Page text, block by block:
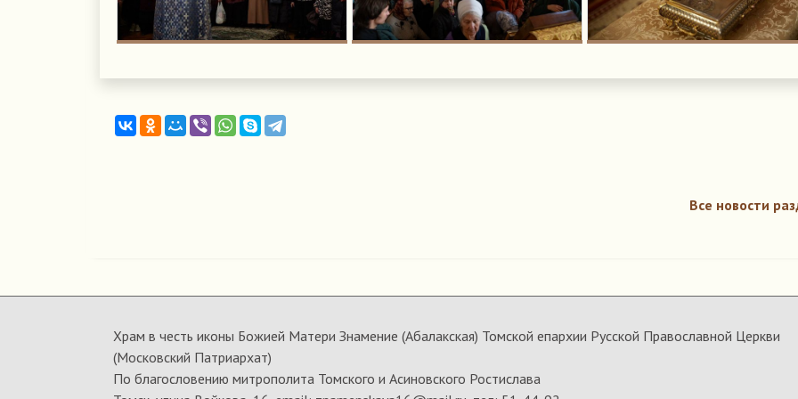
Все новости
Храм в честь иконы Божией Матери Знамение (Абалакская) Томской епархии Русской Православной Церкви
(Московский Патриархат)
По благословению митрополита Томского и Асиновского Ростислава